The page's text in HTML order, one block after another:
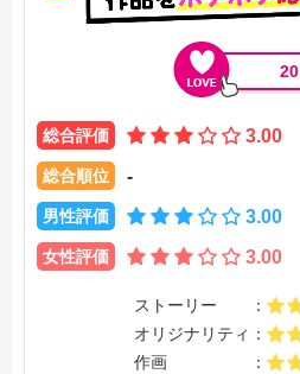
20
総合評価 3.00
総合順位 -
男性評価 3.00
女性評価 3.00
ストーリー
オリジナリティ
作画